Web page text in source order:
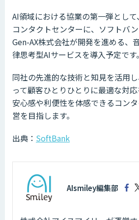
AI領域における協業の第一弾とし
コンタクトセンターに、ソフトバ
Gen-AX株式会社が開発を進める、
律思考型AIサービスを導入予定です。
同社の先進的な技術と知見を活用
って顧客ひとりひとりに最適な対応
安心感や利便性を体感できるコン
営を目指します。
出典： SoftBank
AIsmiley編集部